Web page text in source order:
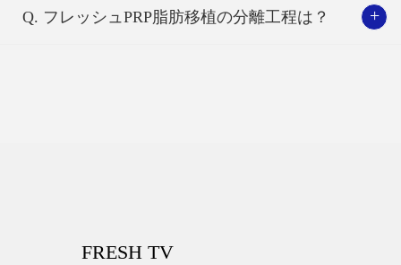
ます。 特にFAMI技法（Fat Autograft Muscle Injection）は脂
肪層よりも深い筋肉層に施術を行うことで、 定着率と持続
ムが増す部位が変わります。
フレッシュホン・ドクターの2.5mmスモール
Q. フレッシュPRP脂肪移植の分離工程は？ +
FRESH TV